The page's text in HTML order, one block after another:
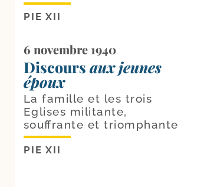
PIE XII
6 novembre 1940
Discours aux jeunes
époux
La famille et les trois
Eglises militante,
souffrante et triomphante
PIE XII